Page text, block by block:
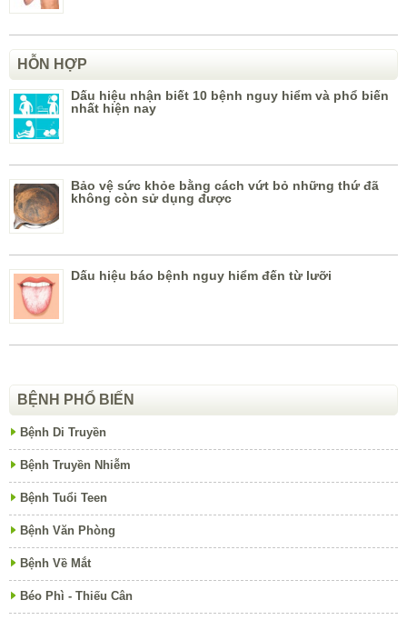
HỖN HỢP
Dấu hiệu nhận biết 10 bệnh nguy hiểm và phổ biến
nhất hiện nay
Bảo vệ sức khỏe bằng cách vứt bỏ những thứ đã
không còn sử dụng được
Dấu hiệu báo bệnh nguy hiểm đến từ lưỡi
BỆNH PHỔ BIẾN
Bệnh Di Truyền
Bệnh Truyền Nhiễm
Bệnh Tuổi Teen
Bệnh Văn Phòng
Bệnh Về Mắt
Béo Phì - Thiếu Cân